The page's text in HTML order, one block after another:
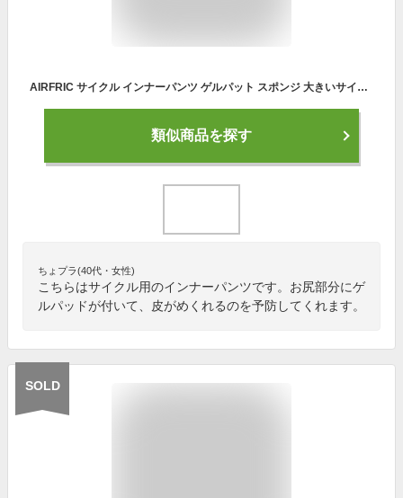
AIRFRIC サイクル インナーパンツ ゲルパット スポンジ 大きいサイズ 自転車 サイクルパンツ サイクリング サイクルウェア 18AWIP01
類似商品を探す
ちょプラ(40代・女性)
こちらはサイクル用のインナーパンツです。お尻部分にゲ
ルパッドが付いて、皮がめくれるのを予防してくれます。
SOLD